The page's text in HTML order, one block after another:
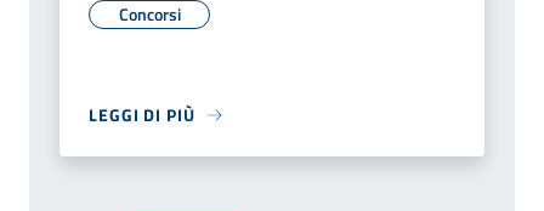
Concorsi
LEGGI DI PIÙ